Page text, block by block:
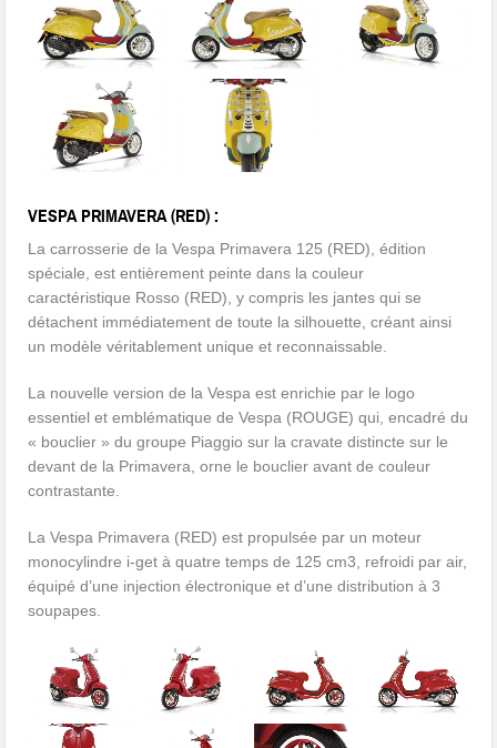
VESPA PRIMAVERA (RED) :
La carrosserie de la Vespa Primavera 125 (RED), édition
spéciale, est entièrement peinte dans la couleur
caractéristique Rosso (RED), y compris les jantes qui se
détachent immédiatement de toute la silhouette, créant ainsi
un modèle véritablement unique et reconnaissable.
La nouvelle version de la Vespa est enrichie par le logo
essentiel et emblématique de Vespa (ROUGE) qui, encadré du
« bouclier » du groupe Piaggio sur la cravate distincte sur le
devant de la Primavera, orne le bouclier avant de couleur
contrastante.
La Vespa Primavera (RED) est propulsée par un moteur
monocylindre i-get à quatre temps de 125 cm3, refroidi par air,
équipé d’une injection électronique et d’une distribution à 3
soupapes.